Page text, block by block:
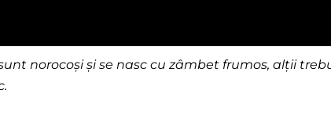
norocoși și se nasc cu zâmbet frumos, alții